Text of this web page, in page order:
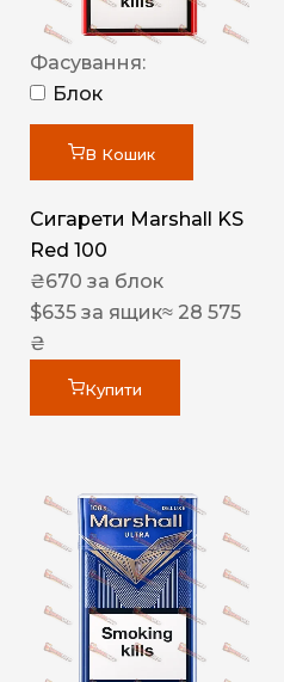
Фасування:
Блок
В Кошик
Сигарети Marshall KS
Red 100
₴670 за блок
$635 за ящик≈ 28 575
₴
Купити